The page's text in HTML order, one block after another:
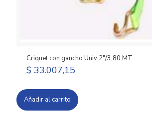
Criquet con gancho Univ 2″/3,80 MT
$ 33.007,15
Añadir al carrito